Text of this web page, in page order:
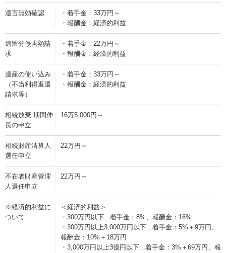
遺言無効確認
・着手金：33万円～
・報酬金：経済的利益
遺留分侵害額請
求
・着手金：22万円～
・報酬金：経済的利益
遺産の使い込み
（不当利得返還
請求等）
・着手金：33万円～
・報酬金：経済的利益
相続放棄 期間伸
長の申立
16万5,000円～
相続財産清算人
選任申立
22万円～
不在者財産管理
人選任申立
22万円～
※経済的利益に
ついて
＜経済的利益＞
・300万円以下...着手金：8%、報酬金：16%
・300万円以上3,000万円以下...着手金：5%＋9万円、
報酬金：10%＋18万円
・3,000万円以上3億円以下...着手金：3%＋69万円、報